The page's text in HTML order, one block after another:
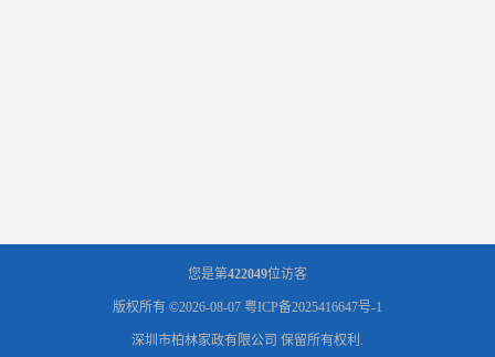
您是第422049位访客
版权所有 ©2026-08-07 粤ICP备2025416647号-1
深圳市柏林家政有限公司 保留所有权利.